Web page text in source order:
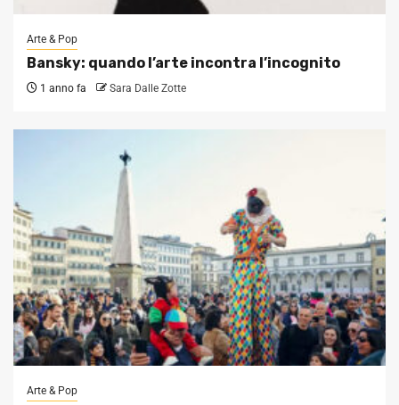
Arte & Pop
Bansky: quando l’arte incontra l’incognito
1 anno fa Sara Dalle Zotte
Arte & Pop